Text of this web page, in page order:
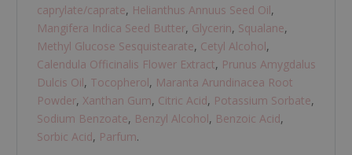
caprylate/caprate, Helianthus Annuus Seed Oil,
Mangifera Indica Seed Butter, Glycerin, Squalane,
Methyl Glucose Sesquistearate, Cetyl Alcohol,
Calendula Officinalis Flower Extract, Prunus Amygdalus
Dulcis Oil, Tocopherol, Maranta Arundinacea Root
Powder, Xanthan Gum, Citric Acid, Potassium Sorbate,
Sodium Benzoate, Benzyl Alcohol, Benzoic Acid,
Sorbic Acid, Parfum.